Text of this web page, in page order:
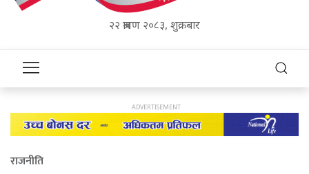
२२ श्रावण २०८३, शुक्रबार
राजनीति